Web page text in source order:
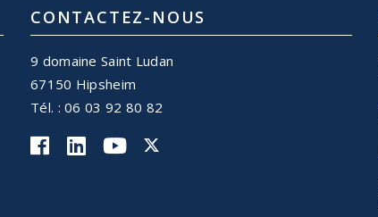
CONTACTEZ-NOUS
9 domaine Saint Ludan
67150 Hipsheim
Tél. : 06 03 92 80 82